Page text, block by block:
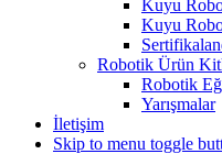
Kuyu
Kuyu
Robotik Ürün
Robotik
Yarışmalar
İletişim
Skip to menu toggle